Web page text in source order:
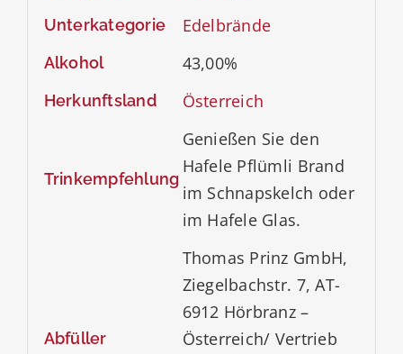
Unterkategorie Edelbrände
Alkohol 43,00%
Herkunftsland Österreich
Trinkempfehlung
Genießen Sie den
Hafele Pflümli Brand
im Schnapskelch oder
im Hafele Glas.
Abfüller
Thomas Prinz GmbH,
Ziegelbachstr. 7, AT-
6912 Hörbranz –
Österreich/ Vertrieb